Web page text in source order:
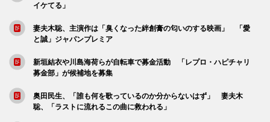
イケてる」
妻夫木聡、主演作は「臭くなった絆創膏の匂いのする映画」 「愛
と誠」ジャパンプレミア
新垣結衣や川島海荷らが自転車で募金活動 「レプロ・ハピチャリ
募金部」が候補地を募集
奥田民生、「誰も何を歌っているのか分からないはず」 妻夫木
聡、「ラストに流れるこの曲に救われる」